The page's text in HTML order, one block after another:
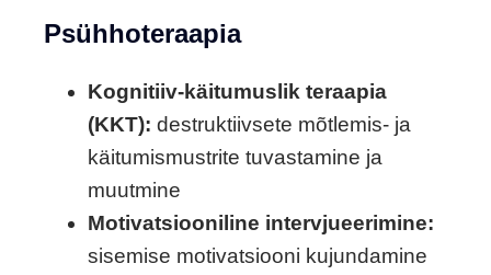
Psühhoteraapia
Kognitiiv-käitumuslik teraapia
(KKT): destruktiivsete mõtlemis- ja
käitumismustrite tuvastamine ja
muutmine
Motivatsiooniline intervjueerimine:
sisemise motivatsiooni kujundamine